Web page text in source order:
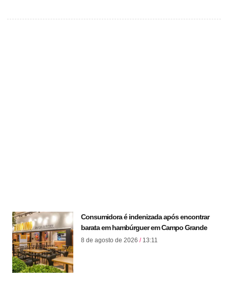
Consumidora é indenizada após encontrar
barata em hambúrguer em Campo Grande
8 de agosto de 2026 13:11